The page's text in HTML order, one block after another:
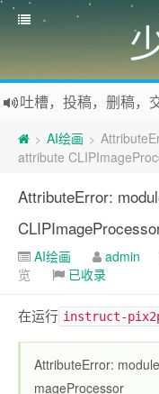
吐槽，投稿，删稿，
> AI绘画 >
attribute
AttributeError:
AI绘画 admin
览
已收录
在运行 instruct-
AttributeError:
mageProcessor